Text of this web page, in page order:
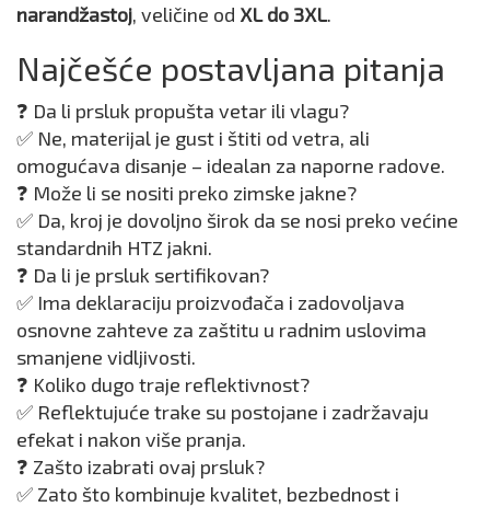
narandžastoj, veličine od XL do 3XL.
Najčešće postavljana pitanja
❓ Da li prsluk propušta vetar ili vlagu?
✅ Ne, materijal je gust i štiti od vetra, ali
omogućava disanje – idealan za naporne radove.
❓ Može li se nositi preko zimske jakne?
✅ Da, kroj je dovoljno širok da se nosi preko većine
standardnih HTZ jakni.
❓ Da li je prsluk sertifikovan?
✅ Ima deklaraciju proizvođača i zadovoljava
osnovne zahteve za zaštitu u radnim uslovima
smanjene vidljivosti.
❓ Koliko dugo traje reflektivnost?
✅ Reflektujuće trake su postojane i zadržavaju
efekat i nakon više pranja.
❓ Zašto izabrati ovaj prsluk?
✅ Zato što kombinuje kvalitet, bezbednost i